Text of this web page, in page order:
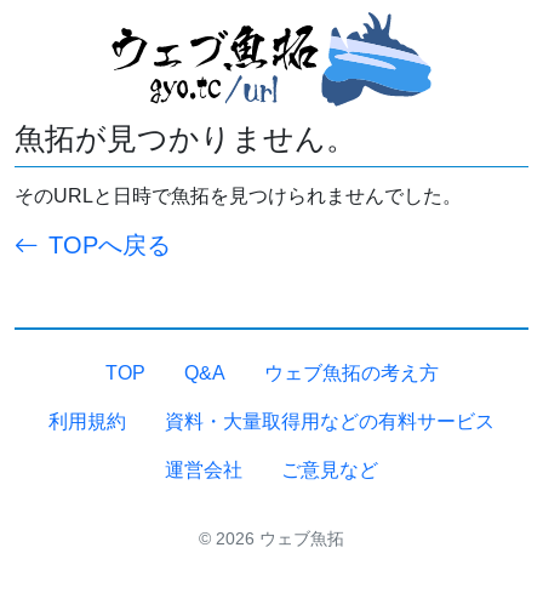
魚拓が見つかりません。
そのURLと日時で魚拓を見つけられませんでした。
TOPへ戻る
TOP Q&A ウェブ魚拓の考え方
利用規約 資料・大量取得用などの有料サービス
運営会社 ご意見など
© 2026 ウェブ魚拓